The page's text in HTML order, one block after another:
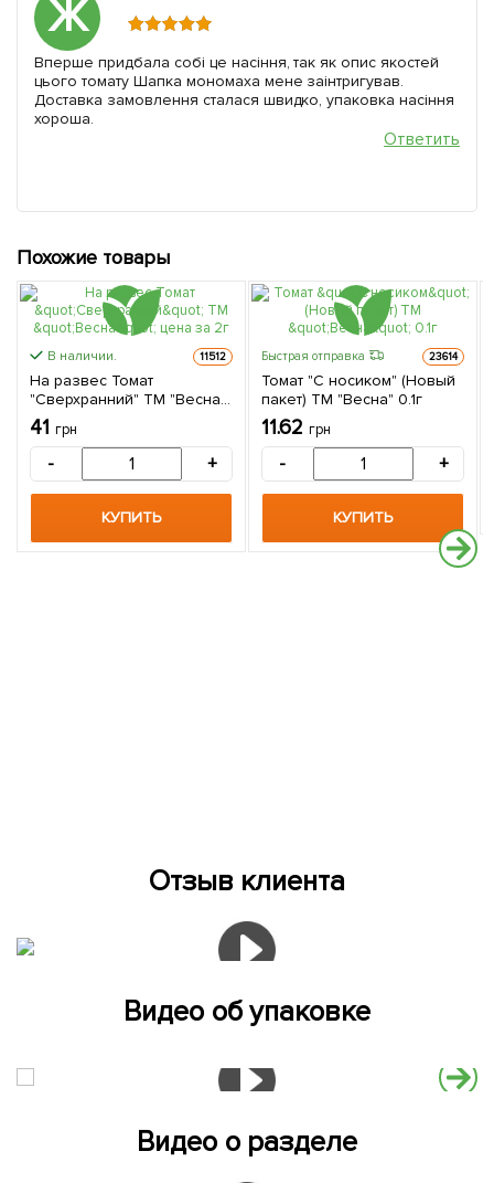
Ж
Вперше придбала собі це насіння, так як опис якостей
цього томату Шапка мономаха мене заінтригував.
Доставка замовлення сталася швидко, упаковка насіння
хороша.
Ответить
Похожие товары
В наличии. 11512
На развес Томат
"Сверхранний" ТМ "Весна"
цена за 2г
41 грн
- +
КУПИТЬ
Быстрая отправка 23614
Томат "С носиком" (Новый
пакет) ТМ "Весна" 0.1г
11.62 грн
- +
КУПИТЬ
Отзыв клиента
Видео об упаковке
Видео о разделе